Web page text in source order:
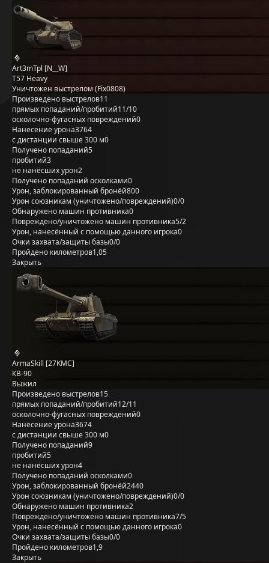
Art3mTpl [N__W]
T57 Heavy
Уничтожен выстрелом (Fix0808)
Произведено выстрелов11
прямых попаданий/пробитий11/10
осколочно-фугасных повреждений0
Нанесение урона3764
с дистанции свыше 300 м0
Получено попаданий5
пробитий3
не нанёсших урон2
Получено попаданий осколками0
Урон, заблокированный бронёй800
Урон союзникам (уничтожено/повреждений)0/0
Обнаружено машин противника0
Повреждено/уничтожено машин противника5/2
Урон, нанесённый с помощью данного игрока0
Очки захвата/защиты базы0/0
Пройдено километров1,05
Закрыть
ArmaSkill [27KMC]
КВ-90
Выжил
Произведено выстрелов15
прямых попаданий/пробитий12/11
осколочно-фугасных повреждений0
Нанесение урона3674
с дистанции свыше 300 м0
Получено попаданий9
пробитий5
не нанёсших урон4
Получено попаданий осколками0
Урон, заблокированный бронёй2440
Урон союзникам (уничтожено/повреждений)0/0
Обнаружено машин противника2
Повреждено/уничтожено машин противника7/5
Урон, нанесённый с помощью данного игрока0
Очки захвата/защиты базы0/0
Пройдено километров1,9
Закрыть